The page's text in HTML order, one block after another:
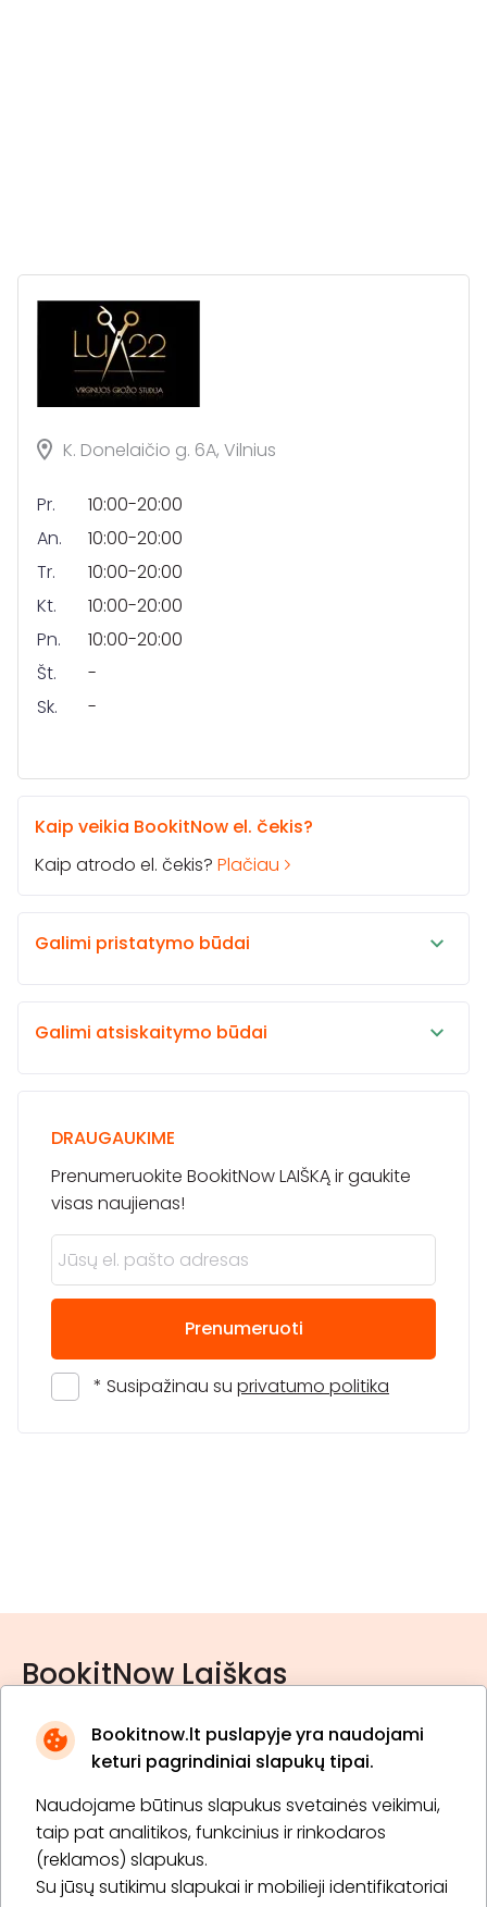
Bookitnow.lt puslapyje yra naudojami
keturi pagrindiniai slapukų tipai.
Naudojame būtinus slapukus svetainės veikimui,
taip pat analitikos, funkcinius ir rinkodaros
(reklamos) slapukus.
Su jūsų sutikimu slapukai ir mobilieji identifikatoriai
K. Donelaičio g. 6A, Vilnius
Pr.
10:00-20:00
An.
10:00-20:00
Tr.
10:00-20:00
Kt.
10:00-20:00
Pn.
10:00-20:00
Št.
-
Sk.
-
Kaip veikia BookitNow el. čekis?
Kaip atrodo el. čekis? Plačiau
Galimi pristatymo būdai
Galimi atsiskaitymo būdai
DRAUGAUKIME
Prenumeruokite BookitNow LAIŠKĄ ir gaukite
visas naujienas!
Prenumeruoti
* Susipažinau su privatumo politika
BookitNow Laiškas
* Susipažinau su privatumo politika
Prenumeruoti